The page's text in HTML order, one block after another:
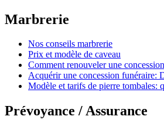
Marbrerie
Nos conseils marbrerie
Prix et modèle de caveau
Comment renouveler une
Acquérir une concession funéraire:
Modèle et tarifs de pierre tombales:
Prévoyance / Assurance